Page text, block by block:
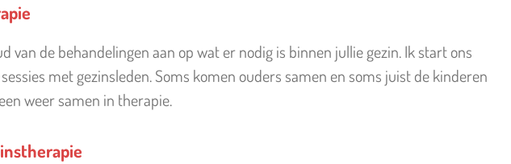
de behandelingen aan op wat er nodig is binnen jullie gezin. Ik start ons
met gezinsleden. Soms komen ouders samen en soms juist de kinderen
weer samen in therapie.